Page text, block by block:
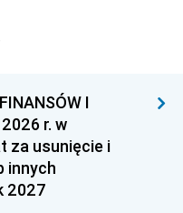
I
r. w
za usunięcie i
innych
2027